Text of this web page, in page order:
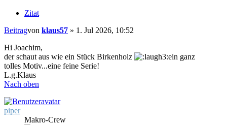
Zitat
Beitragvon klaus57 » 1. Jul 2026, 10:52
Hi Joachim,
der schaut aus wie ein Stück Birkenholz
ein ganz
tolles Motiv...eine feine Serie!
L.g.Klaus
Nach oben
piper
Makro-Crew